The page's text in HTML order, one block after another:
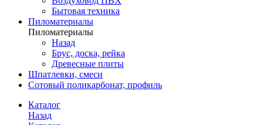
Бытовая техника
Пиломатериалы
Пиломатериалы
Назад
Брус, доска, рейка
Древесные плиты
Шпатлевки, смеси
Сотовый поликарбонат, профиль
Каталог
Назад